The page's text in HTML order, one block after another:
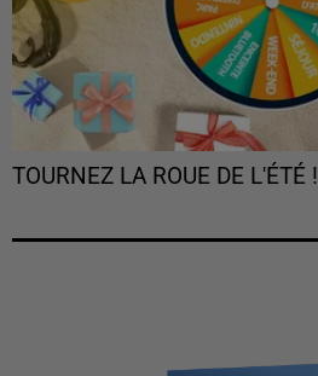
TOURNEZ LA ROUE DE L'ÉTÉ !